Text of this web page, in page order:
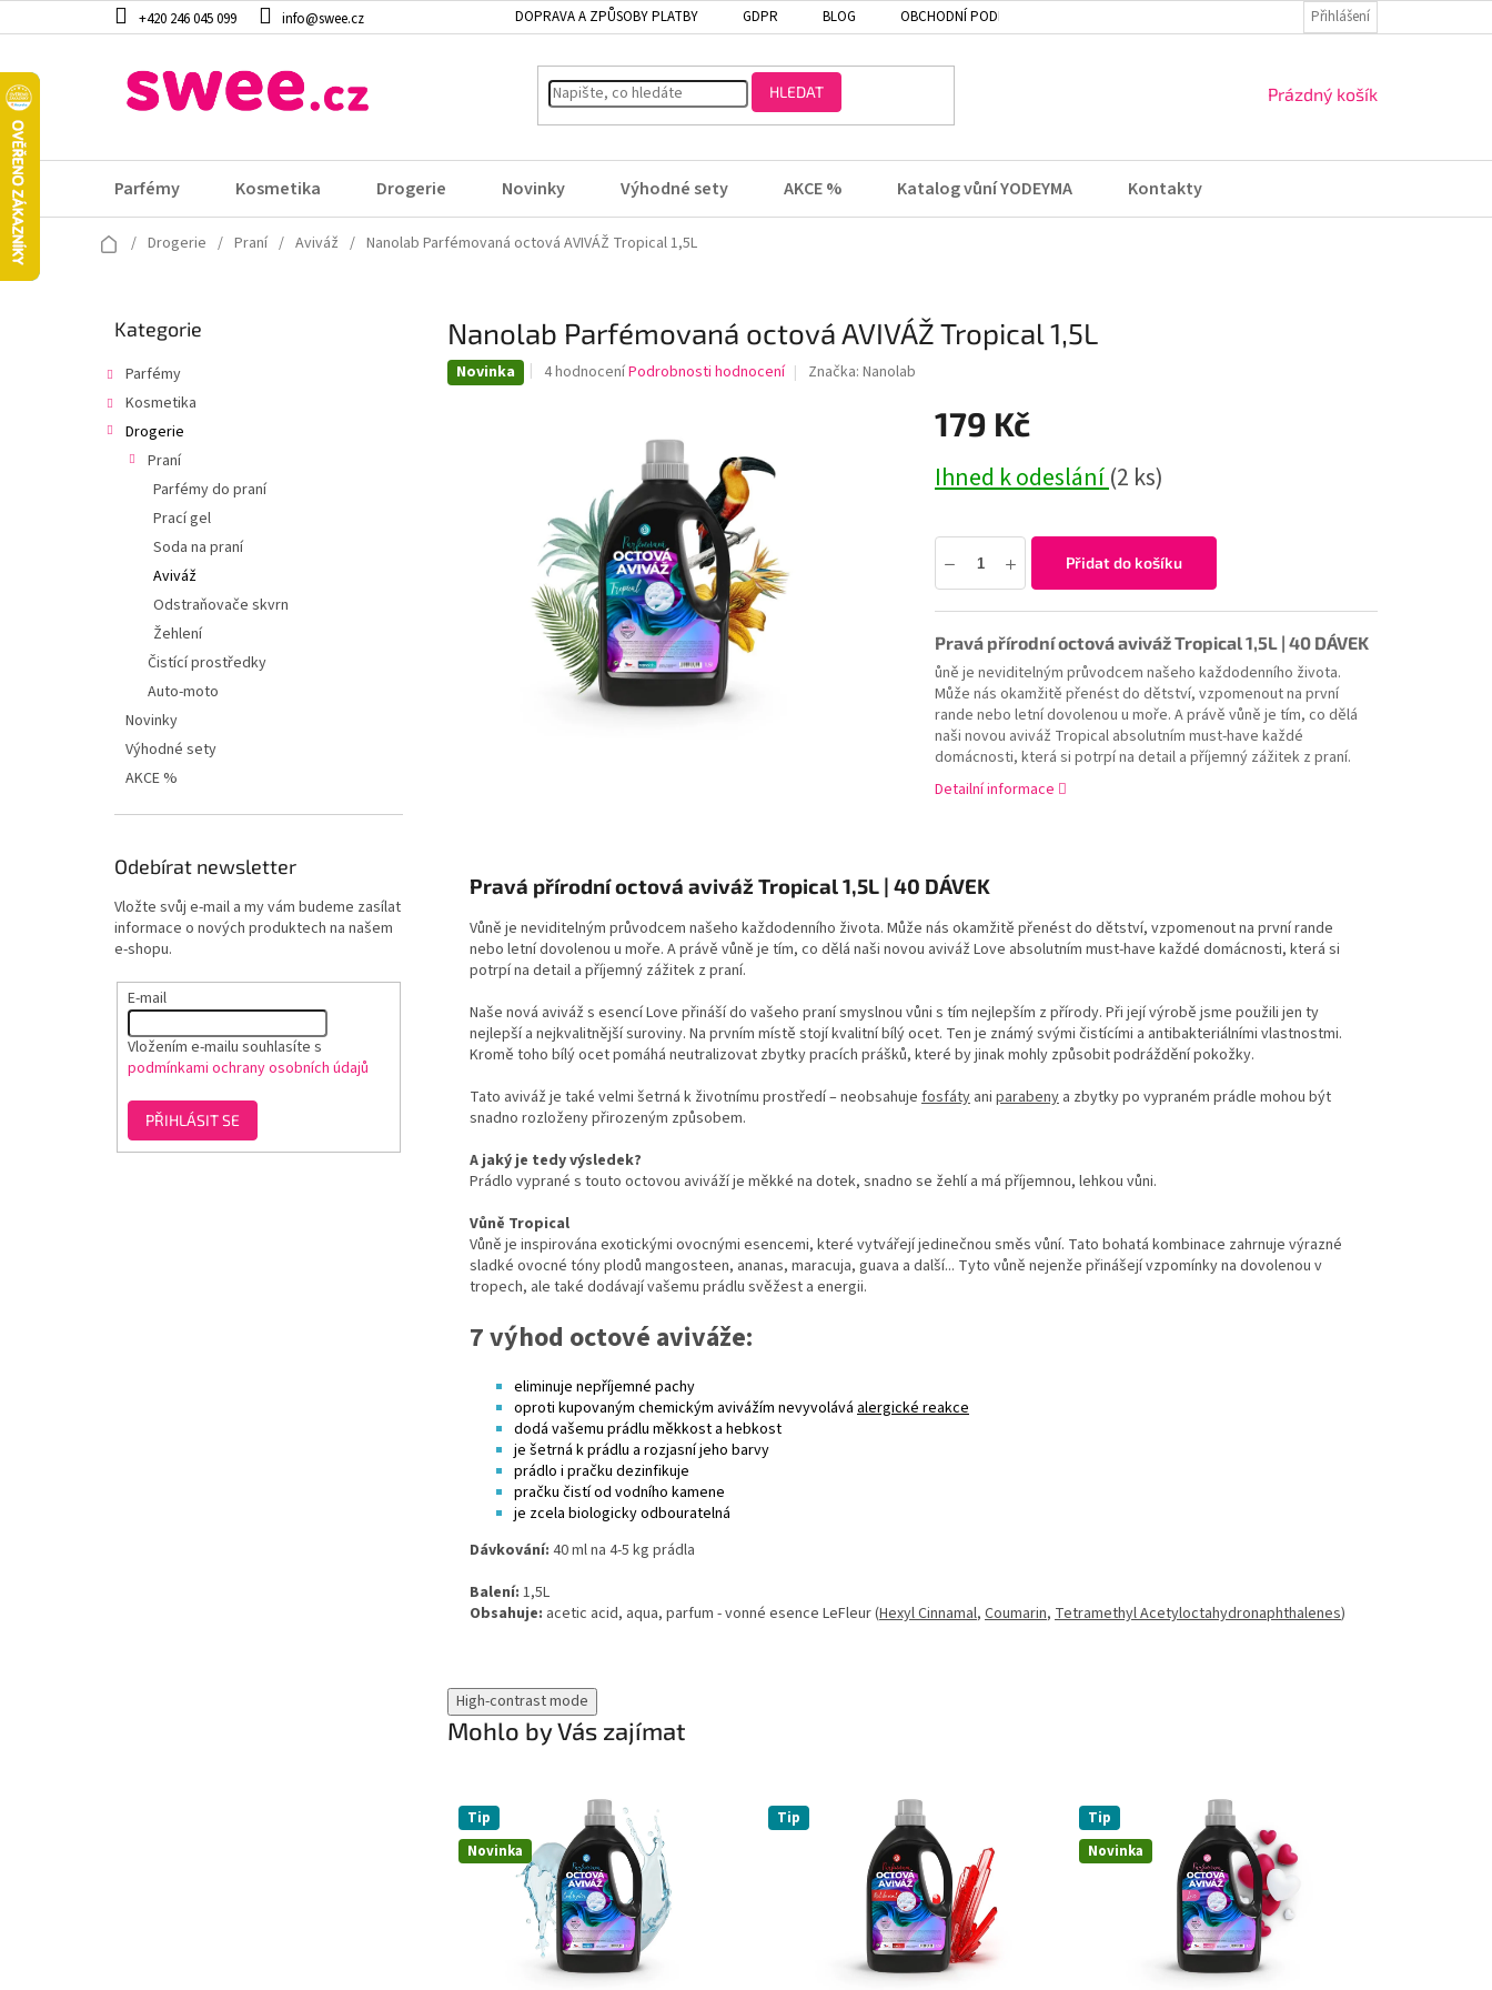
na
+420 246 045 099 info@swee.cz DOPRAVA A ZPŮSOBY PLATBY GDPR BLOG OBCHODNÍ PODMÍNKY Přihlášení
HLEDAT
NÁKUPNÍ
Prázdný košík
Parfémy Kosmetika Drogerie Novinky Výhodné sety AKCE % Katalog vůní YODEYMA Kontakty
Domů
/ Drogerie / Praní / Aviváž / Nanolab Parfémovaná octová AVIVÁŽ Tropical 1,5L
Přeskočit
Kategorie
Parfémy
Kosmetika
Drogerie
Praní
Parfémy do praní
Prací gel
Soda na praní
Aviváž
Odstraňovače skvrn
Žehlení
Čistící prostředky
Auto-moto
Novinky
Výhodné sety
AKCE %
Odebírat newsletter
Vložte svůj e-mail a my vám budeme zasílat
informace o nových produktech na našem
e-shopu.
E-mail
Vložením e-mailu souhlasíte s
podmínkami ochrany osobních údajů
PŘIHLÁSIT SE
Nanolab Parfémovaná octová AVIVÁŽ Tropical 1,5L
Novinka
Průměrné
hvězdiček.
4 hodnoceníPodrobnosti hodnocení Značka: Nanolab
179 Kč
Ihned k odeslání(2 ks)
Přidat do košíku
Pravá přírodní octová aviváž Tropical 1,5L | 40 DÁVEK
ůně je neviditelným průvodcem našeho každodenního života.
Může nás okamžitě přenést do dětství, vzpomenout na první
rande nebo letní dovolenou u moře. A právě vůně je tím, co dělá
naši novou aviváž Tropical absolutním must-have každé
domácnosti, která si potrpí na detail a příjemný zážitek z praní.
Detailní informace
Pravá přírodní octová aviváž Tropical 1,5L | 40 DÁVEK
Vůně je neviditelným průvodcem našeho každodenního života. Může nás okamžitě přenést do dětství, vzpomenout na první rande
nebo letní dovolenou u moře. A právě vůně je tím, co dělá naši novou aviváž Love absolutním must-have každé domácnosti, která si
potrpí na detail a příjemný zážitek z praní.
Naše nová aviváž s esencí Love přináší do vašeho praní smyslnou vůni s tím nejlepším z přírody. Při její výrobě jsme použili jen ty
nejlepší a nejkvalitnější suroviny. Na prvním místě stojí kvalitní bílý ocet. Ten je známý svými čistícími a antibakteriálními vlastnostmi.
Kromě toho bílý ocet pomáhá neutralizovat zbytky pracích prášků, které by jinak mohly způsobit podráždění pokožky.
Tato aviváž je také velmi šetrná k životnímu prostředí – neobsahuje fosfáty ani parabeny a zbytky po vypraném prádle mohou být
snadno rozloženy přirozeným způsobem.
A jaký je tedy výsledek?
Prádlo vyprané s touto octovou aviváží je měkké na dotek, snadno se žehlí a má příjemnou, lehkou vůni.
Vůně Tropical
Vůně je inspirována exotickými ovocnými esencemi, které vytvářejí jedinečnou směs vůní. Tato bohatá kombinace zahrnuje výrazné
sladké ovocné tóny plodů mangosteen, ananas, maracuja, guava a další... Tyto vůně nejenže přinášejí vzpomínky na dovolenou v
tropech, ale také dodávají vašemu prádlu svěžest a energii.
7 výhod octové aviváže:
eliminuje nepříjemné pachy
oproti kupovaným chemickým avivážím nevyvolává alergické reakce
dodá vašemu prádlu měkkost a hebkost
je šetrná k prádlu a rozjasníjeho barvy
prádlo i pračku dezinfikuje
pračku čistí od vodního kamene
je zcela biologicky odbouratelná
Dávkování: 40ml na 4-5 kg ​​prádla
Balení: 1,5L
Obsahuje: acetic acid, aqua, parfum - vonné esence LeFleur (Hexyl Cinnamal, Coumarin, Tetramethyl Acetyloctahydronaphthalenes)
High-contrast mode
Mohlo by Vás zajímat
Novinka
Tip Tip
Novinka
Tip